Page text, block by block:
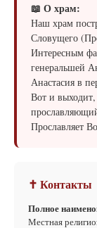
📖 О храм:
Наш храм
Словущего
Интересным
генеральшей
Анастасия в
Вот и выходит,
Прославляет
✝ Контакты
Полное
Местная